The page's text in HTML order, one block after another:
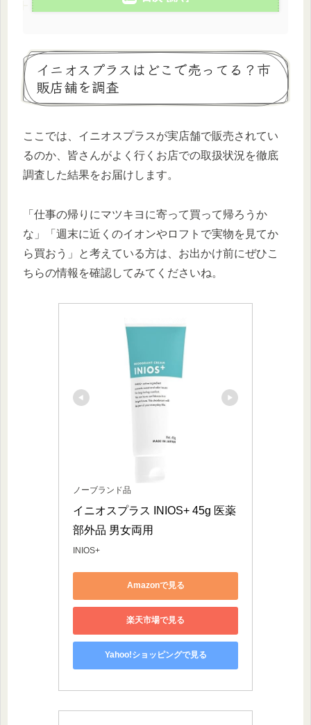
イニオスプラスはどこで売ってる？市
販店舗を調査
ここでは、イニオスプラスが実店舗で販売されてい
るのか、皆さんがよく行くお店での取扱状況を徹底
調査した結果をお届けします。
「仕事の帰りにマツキヨに寄って買って帰ろうか
な」「週末に近くのイオンやロフトで実物を見てか
ら買おう」と考えている方は、お出かけ前にぜひこ
ちらの情報を確認してみてくださいね。
ノーブランド品
イニオスプラス INIOS+ 45g 医薬
部外品 男女両用
INIOS+
Amazonで見る
楽天市場で見る
Yahoo!ショッピングで見る